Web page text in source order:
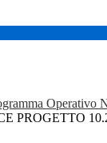
Operativo
PROGETTO